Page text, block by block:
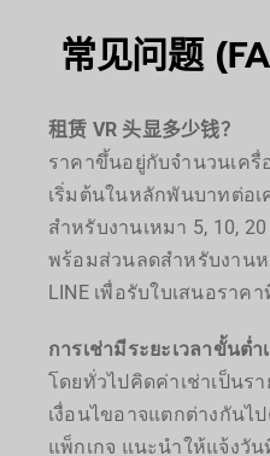
常见问题
租赁 VR 头显多少钱？
ราคาขึ้นอยู่กับจำนวนเครื่
เริ่มต้นในหลักพันบาทต่อเ
สำหรับงานเหมา 5, 10,
พร้อมส่วนลดสำหรับงาน
LINE เพื่อรับใบเสนอราค
การเช่ามีระยะเวลาขั้นต่ำ
โดยทั่วไปคิดค่าเช่าเป็นร
เงื่อนไขอาจแตกต่างกันไ
แพ็กเกจ แนะนำให้แจ้งวั